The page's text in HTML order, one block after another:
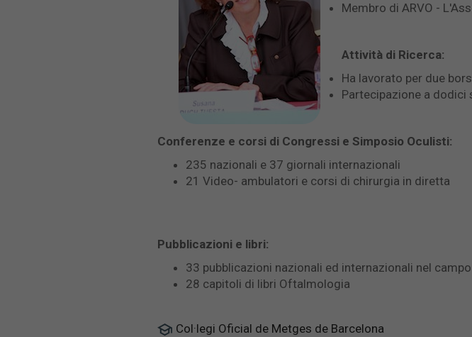
Membro di ARVO -
Attività di Ricerca:
Ha lavorato per due
Partecipazione a dodici
Conferenze e corsi di Congressi e Simposio Oculisti:
235 nazionali e 37 giornali internazionali
21 Video- ambulatori e corsi di chirurgia in diretta
Pubblicazioni e libri:
33 pubblicazioni nazionali ed internazionali nel
28 capitoli di libri Oftalmologia
Col·legi Oficial de Metges de Barcelona